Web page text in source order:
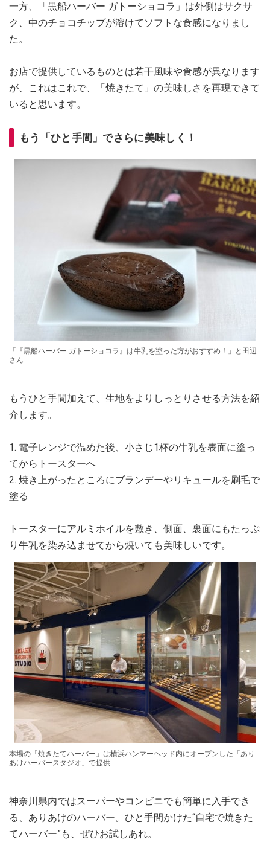
一方、「黒船ハーバー ガトーショコラ」は外側はサクサ
ク、中のチョコチップが溶けてソフトな食感になりまし
た。
お店で提供しているものとは若干風味や食感が異なります
が、これはこれで、「焼きたて」の美味しさを再現できて
いると思います。
もう「ひと手間」でさらに美味しく！
「『黒船ハーバー ガトーショコラ』は牛乳を塗った方がおすすめ！」と田辺
さん
もうひと手間加えて、生地をよりしっとりさせる方法を紹
介します。
1. 電子レンジで温めた後、小さじ1杯の牛乳を表面に塗っ
てからトースターへ
2. 焼き上がったところにブランデーやリキュールを刷毛で
塗る
トースターにアルミホイルを敷き、側面、裏面にもたっぷ
り牛乳を染み込ませてから焼いても美味しいです。
本場の「焼きたてハーバー」は横浜ハンマーヘッド内にオープンした「あり
あけハーバースタジオ」で提供
神奈川県内ではスーパーやコンビニでも簡単に入手でき
る、ありあけのハーバー。ひと手間かけた“自宅で焼きた
てハーバー”も、ぜひお試しあれ。